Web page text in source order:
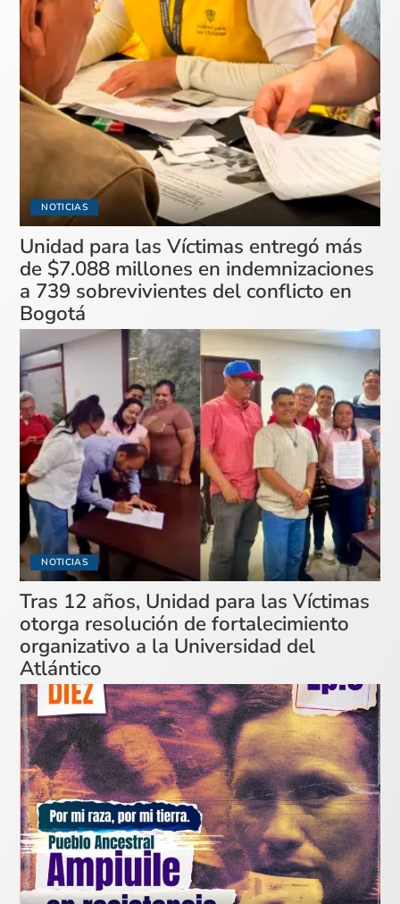
NOTICIAS
Unidad para las Víctimas entregó más
de $7.088 millones en indemnizaciones
a 739 sobrevivientes del conflicto en
Bogotá
NOTICIAS
Tras 12 años, Unidad para las Víctimas
otorga resolución de fortalecimiento
organizativo a la Universidad del
Atlántico